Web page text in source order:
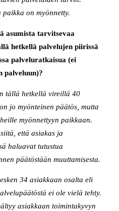
on myönnetty.
asumista tarvitsevaa
hetkellä palvelujen piirissä
palveluratkaisua (ei
palveluun)?
tällä hetkellä vireillä 40
jo myönteinen päätös, mutta
myönnettyyn paikkaan.
että asiakas ja
haluavat tutustua
päätöstään muuttamisesta.
34 asiakkaan osalta eli
ei ole vielä tehty.
asiakkaan toimintakyvyn